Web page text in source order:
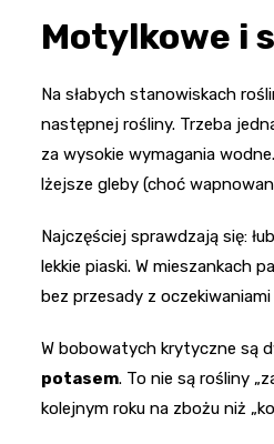
Motylkowe i
Na słabych stanowiskach
następnej rośliny. Trzeba
za wysokie wymagania
lżejsze gleby (choć
Najczęściej sprawdzają się:
lekkie piaski. W mieszankach
bez przesady z
W bobowatych krytyczne są
potasem. To nie są rośliny
kolejnym roku na zbożu niż